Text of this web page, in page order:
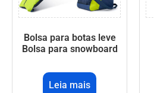
Bolsa para botas leve
Bolsa para snowboard
Leia mais